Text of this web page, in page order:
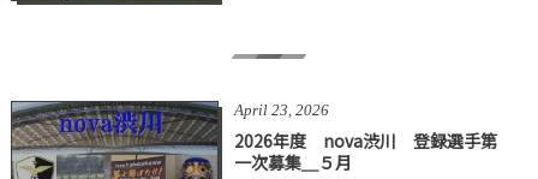
April 23 ,2026
2026年度 nova渋川 登録選手第
一次募集＿５月